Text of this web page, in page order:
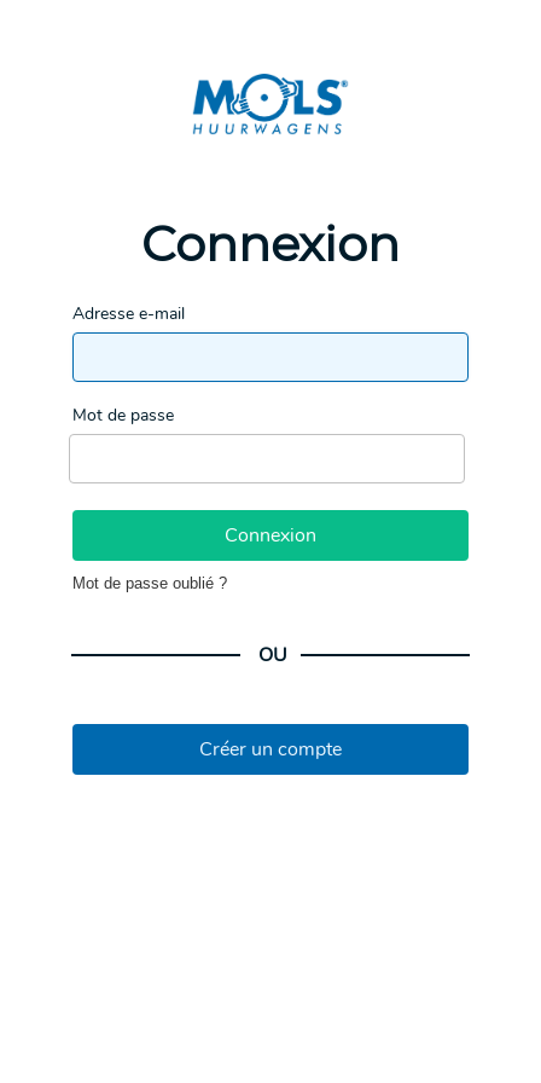
Connexion
Adresse e-mail
Mot de passe
Connexion
Mot de passe oublié ?
OU
Créer un compte